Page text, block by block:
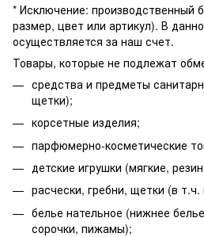
* Исключение: производственный
размер, цвет или артикул). В
осуществляется за наш счет.
Товары, которые не подлежат
средства и предметы
щетки);
корсетные изделия;
парфюмерно-косметические
детские игрушки (мягкие,
расчески, гребни, щетки (в
белье нательное (нижнее
сорочки, пижамы);